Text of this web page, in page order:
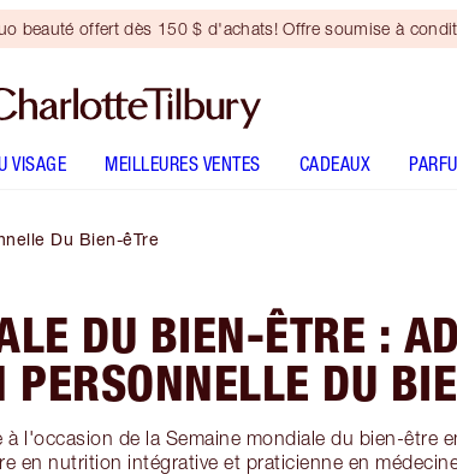
beauté offert dès 150 $ d'achats! Offre soumise à
VISAGE MEILLEURES VENTES CADEAUX
Du Bien-êTre
DU BIEN-ÊTRE :
PERSONNELLE DU
l'occasion de la Semaine mondiale du bien-être
en nutrition intégrative et praticienne en